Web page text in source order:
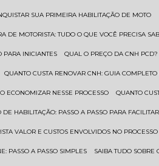
SUA PRIMEIRA HABILITAÇÃO DE MOTO
DE MOTORISTA: TUDO O QUE VOCÊ PRECISA
PARA INICIANTES QUAL O PREÇO DA CNH
QUANTO CUSTA RENOVAR CNH: GUIA
ECONOMIZAR NESSE PROCESSO QUANTO
DE HABILITAÇÃO: PASSO A PASSO PARA
VALOR E CUSTOS ENVOLVIDOS NO PROCESSO
PASSO A PASSO SIMPLES SAIBA TUDO